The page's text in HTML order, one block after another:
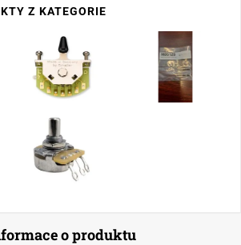
Z KATEGORIE
o produktu